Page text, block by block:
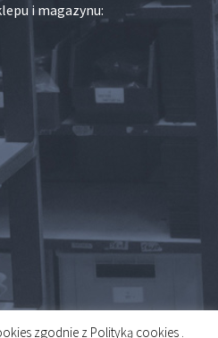
i magazynu:
zgodnie z Polityką cookies .